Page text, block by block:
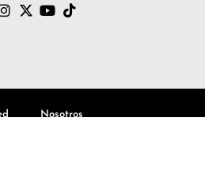
Nosotros